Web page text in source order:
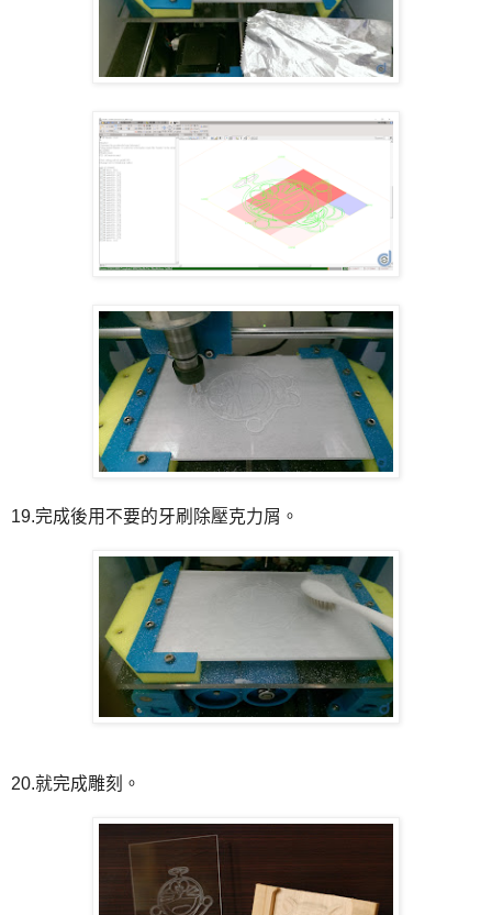
19.完成後用不要的牙刷除壓克力屑。
20.就完成雕刻。